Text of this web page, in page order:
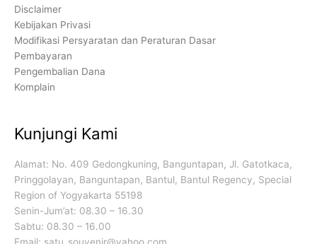
Disclaimer
Kebijakan Privasi
Modifikasi Persyaratan dan Peraturan Dasar
Pembayaran
Pengembalian Dana
Komplain
Kunjungi Kami
Alamat: No. 409 Gedongkuning, Banguntapan, Jl. Gatotkaca,
Pringgolayan, Banguntapan, Bantul, Bantul Regency, Special
Region of Yogyakarta 55198
Senin-Jum’at: 08.30 – 16.30
Sabtu: 08.30 – 16.00
Email: satu_souvenir@yahoo.com